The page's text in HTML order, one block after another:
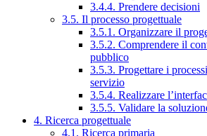
3.4.4. Prendere decisioni
3.5. Il processo progettuale
3.5.1. Organizzare il
3.5.2. Comprendere il
pubblico
3.5.3. Progettare i
servizio
3.5.4. Realizzare
3.5.5. Validare la
4. Ricerca progettuale
4.1. Ricerca primaria